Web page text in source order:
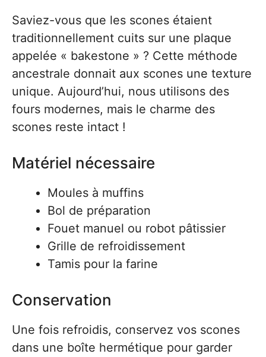
Saviez-vous que les scones étaient
traditionnellement cuits sur une plaque
appelée « bakestone » ? Cette méthode
ancestrale donnait aux scones une texture
unique. Aujourd’hui, nous utilisons des
fours modernes, mais le charme des
scones reste intact !
Matériel nécessaire
Moules à muffins
Bol de préparation
Fouet manuel ou robot pâtissier
Grille de refroidissement
Tamis pour la farine
Conservation
Une fois refroidis, conservez vos scones
dans une boîte hermétique pour garder